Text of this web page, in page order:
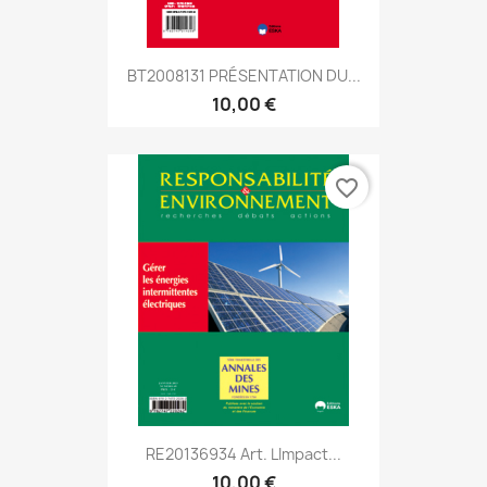
BT2008131 PRÉSENTATION DU...
10,00 €
RE20136934 Art. Limpact...
favorite_border